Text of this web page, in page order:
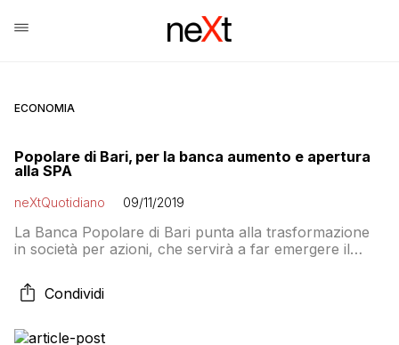
ECONOMIA
Popolare di Bari, per la banca aumento e apertura
alla SPA
neXtQuotidiano 09/11/2019
La Banca Popolare di Bari punta alla trasformazione
in società per azioni, che servirà a far emergere il
aumento di capitale per riportare i ratios patrimoniali al
di sopra dei requisiti SREP
Condividi